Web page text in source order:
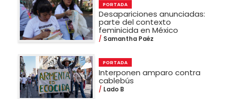
PORTADA
Desapariciones anunciadas:
parte del contexto
feminicida en México
Samantha Paéz
PORTADA
Interponen amparo contra
cablebús
Lado B